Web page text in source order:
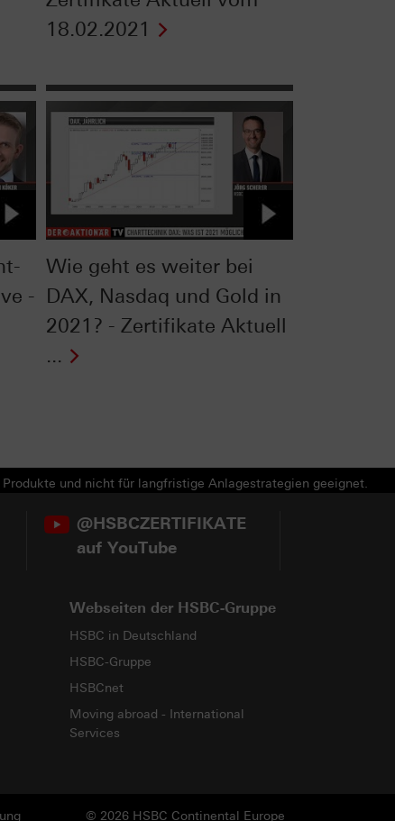
18.02.2021
-
Wie geht es weiter bei
DAX, Nasdaq und Gold in
2021? - Zertifikate Aktuell
...
und nicht für langfristige Anlagestrategien geeignet.
@HSBCZERTIFIKATE
auf YouTube
Webseiten der HSBC-Gruppe
HSBC in Deutschland
HSBC-Gruppe
HSBCnet
Moving abroad - International
Services
© 2026 HSBC Continental Europe